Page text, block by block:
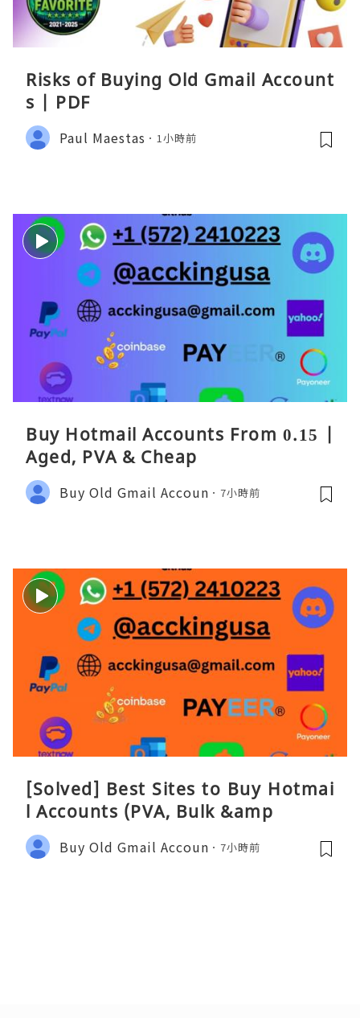
Risks of Buying Old Gmail Account
s | PDF
Paul Maestas 1小時前
Buy Hotmail Accounts From 0.15 |
Aged, PVA & Cheap
Buy Old Gmail Accoun 7小時前
[Solved] Best Sites to Buy Hotmai
l Accounts (PVA, Bulk &amp
Buy Old Gmail Accoun 7小時前